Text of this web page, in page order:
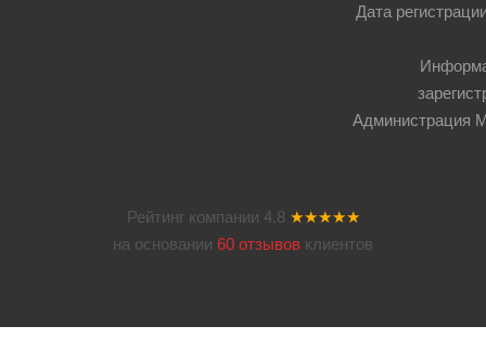
Дата
Администрация
Рейтинг компании 4.8 ★★★★★
на основании 60 отзывов клиентов